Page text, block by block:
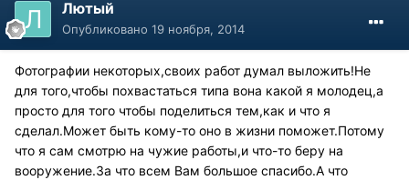
Лютый
Опубликовано 19 ноября, 2014
Фотографии некоторых,своих работ думал выложить!Не
для того,чтобы похвастаться типа вона какой я молодец,а
просто для того чтобы поделиться тем,как и что я
сделал.Может быть кому-то оно в жизни поможет.Потому
что я сам смотрю на чужие работы,и что-то беру на
вооружение.За что всем Вам большое спасибо.А что